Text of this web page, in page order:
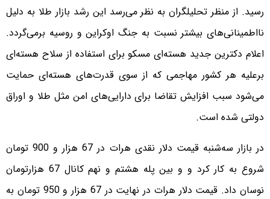
رسید. از منظر تحلیلگران به نظر می‌رسد این رشد بازار طلا به دلیل
نااطمینانی‌های بیشتر نسبت به جنگ اوکراین و روسیه برمی‌گردد.
اعلام دکترین جدید هسته‌ای مسکو برای استفاده از سلاح هسته‌ای
برعلیه هر کشور مهاجمی که از سوی قدرت‌های هسته‌ای حمایت
می‌شود سبب افزایش تقاضا برای دارایی‌های امن مثل طلا و اوراق
دولتی شده است.
در بازار سه‌شنبه قیمت دلار نقدی هرات در 67 هزار و 900 تومان
شروع به کار کرد و و بین پله هشتم و نهم کانال 67 هزارتومان
نوسان داد. قیمت دلار هرات در نهایت در 67 هزار و 950 تومان به